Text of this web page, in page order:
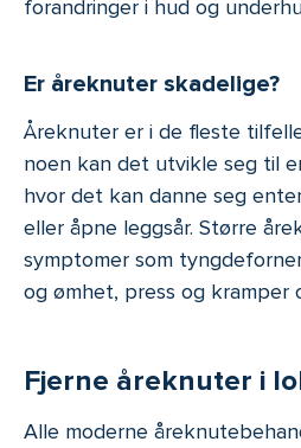
forandringer i hud og
Er åreknuter skadelige?
Åreknuter er i de fleste
noen kan det utvikle seg til
hvor det kan danne seg
eller åpne leggsår. Større
symptomer som
og ømhet, press og kramper
Fjerne åreknuter i
Alle moderne